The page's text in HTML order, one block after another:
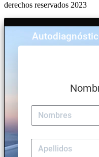
derechos reservados 2023